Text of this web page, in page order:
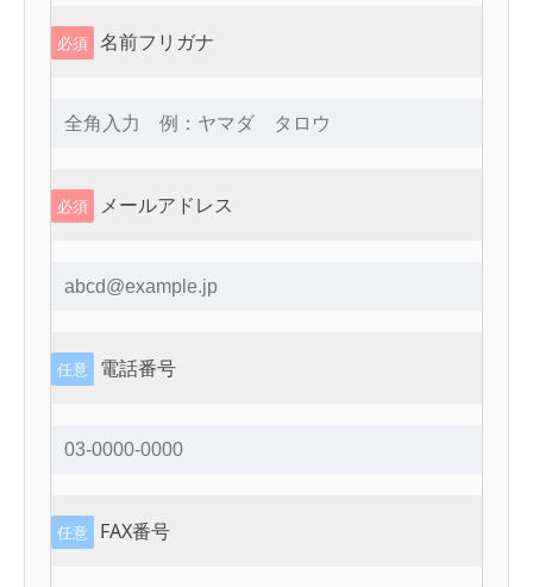
必須 名前フリガナ
必須 メールアドレス
任意 電話番号
任意 FAX番号